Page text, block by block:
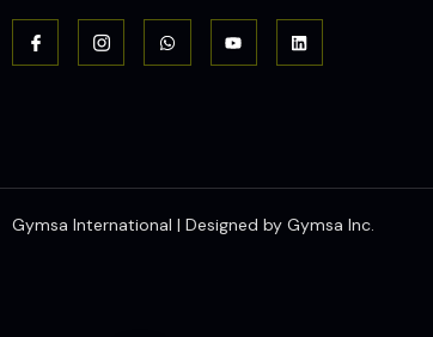
Gymsa International | Designed by Gymsa Inc.